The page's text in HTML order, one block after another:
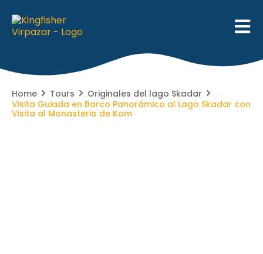
Home Tours
Originales del lago Skadar
Visita Guiada en Barco Panorámico al Lago Skadar con
Visita al Monasterio de Kom